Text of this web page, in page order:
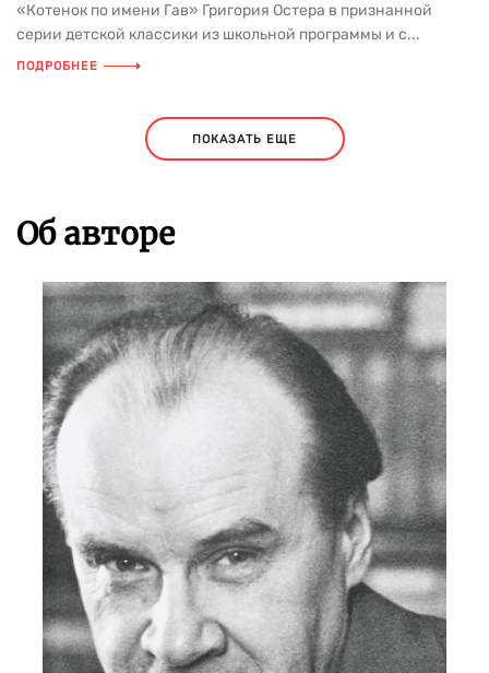
«Котенок по имени Гав» Григория Остера в признанной
серии детской классики из школьной программы и с...
ПОДРОБНЕЕ
ПОКАЗАТЬ ЕЩЕ
Об авторе